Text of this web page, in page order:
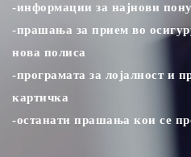
-информации за најнови
-прашања за прием во
нова полиса
-програмата за лојалност и
картичка
-останати прашања кои се